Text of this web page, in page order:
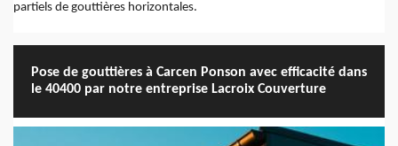
partiels de gouttières horizontales.
Pose de gouttières à Carcen Ponson avec efficacité dans
le 40400 par notre entreprise Lacroix Couverture